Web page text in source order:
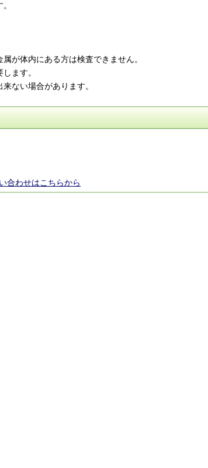
が体内にある方は検査できません。
ます。
ない場合があります。
合わせはこちらから